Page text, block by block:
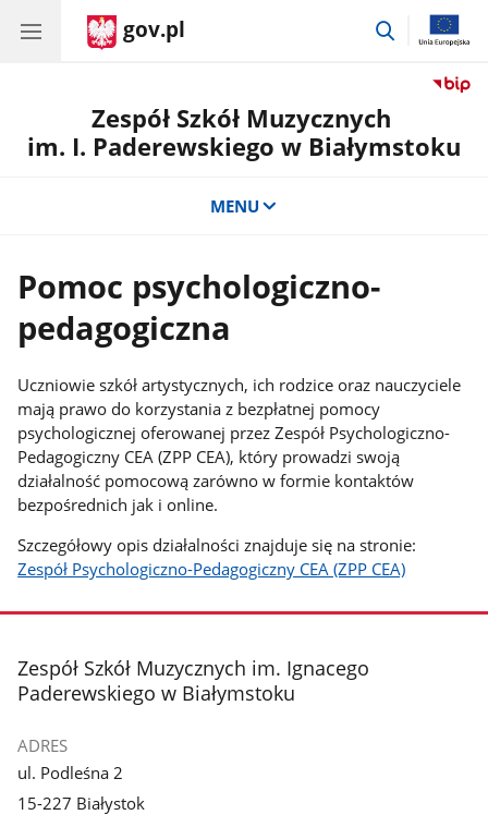
gov.pl
przejdź
Zespół Szkół Muzycznych
im. I. Paderewskiego w Białymstoku
MENU
Pomoc psychologiczno-
pedagogiczna
Uczniowie szkół artystycznych, ich rodzice oraz nauczyciele
mają prawo do korzystania z bezpłatnej pomocy
psychologicznej oferowanej przez Zespół Psychologiczno-
Pedagogiczny CEA (ZPP CEA), który prowadzi swoją
działalność pomocową zarówno w formie kontaktów
bezpośrednich jak i online.
Szczegółowy opis działalności znajduje się na stronie:
Zespół Psychologiczno-Pedagogiczny CEA (ZPP CEA)
stopka
Zespół Szkół Muzycznych im. Ignacego
Paderewskiego w Białymstoku
ADRES
ul. Podleśna 2
15-227 Białystok